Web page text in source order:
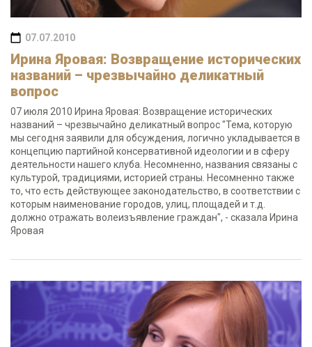
07.07.2010
Ирина Яровая: Возвращение исторических
названий – чрезвычайно деликатный
вопрос
07 июля 2010 Ирина Яровая: Возвращение исторических
названий – чрезвычайно деликатный вопрос "Тема, которую
мы сегодня заявили для обсуждения, логично укладывается в
концепцию партийной консервативной идеологии и в сферу
деятельности нашего клуба. Несомненно, названия связаны с
культурой, традициями, историей страны. Несомненно также
то, что есть действующее законодательство, в соответствии с
которым наименование городов, улиц, площадей и т.д.
должно отражать волеизъявление граждан", - сказала Ирина
Яровая